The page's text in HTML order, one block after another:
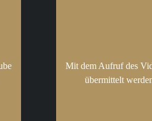
Mit dem Aufruf des
übermittelt